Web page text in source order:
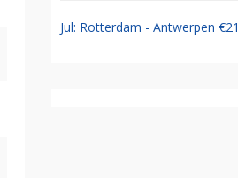
Jul: Rotterdam - Antwerpen €21